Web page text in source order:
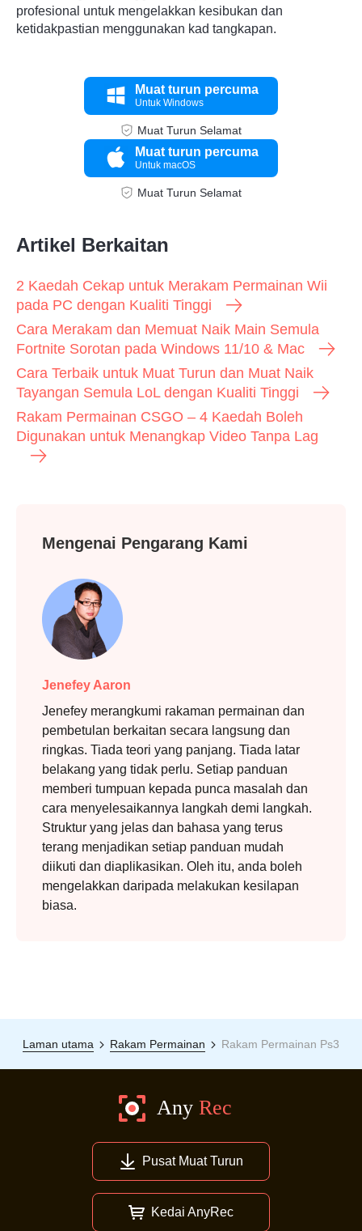
profesional untuk mengelakkan kesibukan dan
ketidakpastian menggunakan kad tangkapan.
Muat turun percuma
Untuk Windows
Muat Turun Selamat
Muat turun percuma
Untuk macOS
Muat Turun Selamat
Artikel Berkaitan
2 Kaedah Cekap untuk Merakam Permainan Wii
pada PC dengan Kualiti Tinggi
Cara Merakam dan Memuat Naik Main Semula
Fortnite Sorotan pada Windows 11/10 & Mac
Cara Terbaik untuk Muat Turun dan Muat Naik
Tayangan Semula LoL dengan Kualiti Tinggi
Rakam Permainan CSGO – 4 Kaedah Boleh
Digunakan untuk Menangkap Video Tanpa Lag
Mengenai Pengarang Kami
Jenefey Aaron
Jenefey merangkumi rakaman permainan dan
pembetulan berkaitan secara langsung dan
ringkas. Tiada teori yang panjang. Tiada latar
belakang yang tidak perlu. Setiap panduan
memberi tumpuan kepada punca masalah dan
cara menyelesaikannya langkah demi langkah.
Struktur yang jelas dan bahasa yang terus
terang menjadikan setiap panduan mudah
diikuti dan diaplikasikan. Oleh itu, anda boleh
mengelakkan daripada melakukan kesilapan
biasa.
Laman utama Rakam Permainan Rakam Permainan Ps3
Pusat Muat Turun
Kedai AnyRec